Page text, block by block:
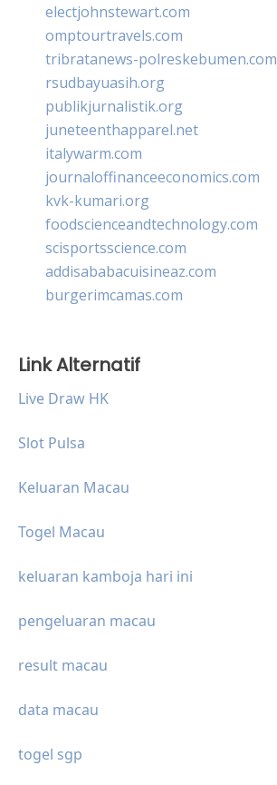
electjohnstewart.com
omptourtravels.com
tribratanews-polreskebumen.com
rsudbayuasih.org
publikjurnalistik.org
juneteenthapparel.net
italywarm.com
journaloffinanceeconomics.com
kvk-kumari.org
foodscienceandtechnology.com
scisportsscience.com
addisababacuisineaz.com
burgerimcamas.com
Link Alternatif
Live Draw HK
Slot Pulsa
Keluaran Macau
Togel Macau
keluaran kamboja hari ini
pengeluaran macau
result macau
data macau
togel sgp